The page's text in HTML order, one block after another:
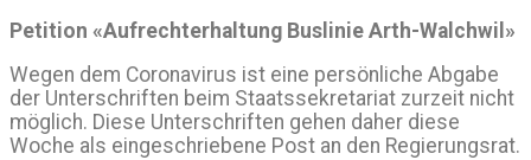
Petition «Aufrechterhaltung Buslinie Arth-Walchwil»
Wegen dem Coronavirus ist eine persönliche Abgabe
der Unterschriften beim Staatssekretariat zurzeit nicht
möglich. Diese Unterschriften gehen daher diese
Woche als eingeschriebene Post an den Regierungsrat.